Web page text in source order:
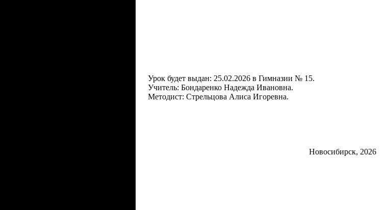
Урок будет выдан: 25.02.2026в Гимназии № 15.
Учитель: Бондаренко Надежда Ивановна.
Методист: Стрельцова Алиса Игоревна.
Новосибирск, 2026